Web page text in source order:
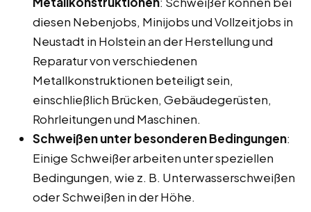
diesen Nebenjobs, Minijobs und Vollzeitjobs in
Neustadt in Holstein an der Herstellung und
Reparatur von verschiedenen
Metallkonstruktionen beteiligt sein,
einschließlich Brücken, Gebäudegerüsten,
Rohrleitungen und Maschinen.
Schweißen unter besonderen Bedingungen:
Einige Schweißer arbeiten unter speziellen
Bedingungen, wie z. B. Unterwasserschweißen
oder Schweißen in der Höhe.